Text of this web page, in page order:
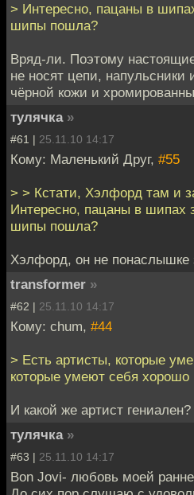
> Интересно, пацаны в
шипы пошла?
Вряд-ли. Поэтому
не носят цепи,
чёрной кожи и
тулячка »
#61 | 25.11.10 14:17
Кому: Маленький Друг, #55
> > Кстати, Хэлфорд там и
Интересно, пацаны в шипах
шипы пошла?
Хэлфорд, он не понаслышке
transformer »
#62 | 25.11.10 14:17
Кому: chum, #44
> Есть артисты, которые
которые умеют себя хорошо
И какой же артист
тулячка »
#63 | 25.11.10 14:17
Bon Jovi- любовь моей